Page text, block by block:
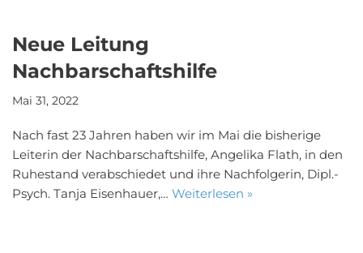
Neue Leitung
Nachbarschaftshilfe
Mai 31, 2022
Nach fast 23 Jahren haben wir im Mai die bisherige
Leiterin der Nachbarschaftshilfe, Angelika Flath, in den
Ruhestand verabschiedet und ihre Nachfolgerin, Dipl.-
Psych. Tanja Eisenhauer,… Weiterlesen »